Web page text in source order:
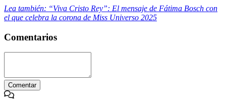
Lea también: “Viva Cristo Rey”: El mensaje de Fátima Bosch con
el que celebra la corona de Miss Universo 2025
Comentarios
Comentar